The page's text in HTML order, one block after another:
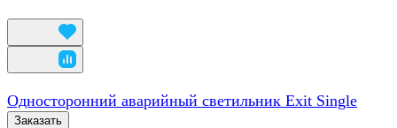
Односторонний аварийный светильник Exit Single
Заказать